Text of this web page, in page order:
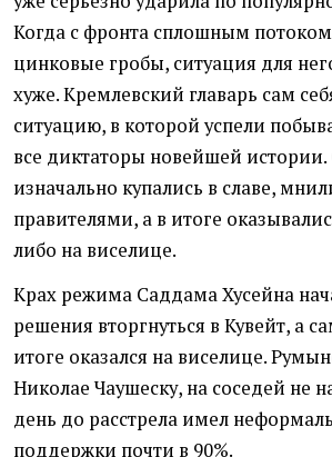
Когда с фронта сплошным
цинковые гробы, ситуация для
хуже. Кремлевский главарь сам
ситуацию, в которой успели
все диктаторы новейшей истории.
изначально купались в славе,
правителями, а в итоге
либо на виселице.
Крах режима Саддама Хусейна
решения вторгнуться в Кувейт, а
итоге оказался на виселице.
Николае Чаушеску, на соседей не
день до расстрела имел
поддержки почти в 90%.